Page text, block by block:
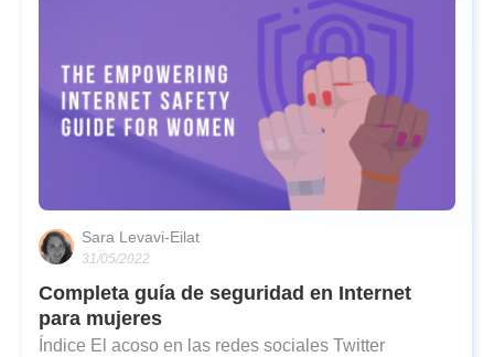
Sara Levavi-Eilat
31/05/2022
Completa guía de seguridad en Internet
para mujeres
Índice El acoso en las redes sociales Twitter